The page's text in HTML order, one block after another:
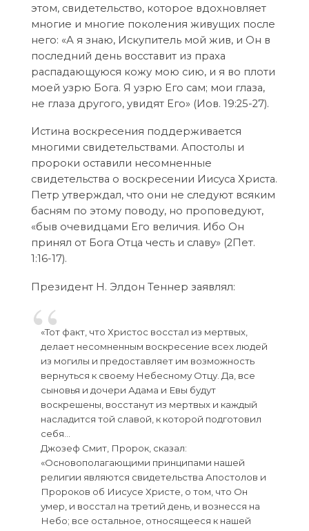
этом, свидетельство, которое вдохновляет
многие и многие поколения живущих после
него: «А я знаю, Искупитель мой жив, и Он в
последний день восставит из праха
распадающуюся кожу мою сию, и я во плоти
моей узрю Бога. Я узрю Его сам; мои глаза,
не глаза другого, увидят Его» (Иов. 19:25-27).
Истина воскресения поддерживается
многими свидетельствами. Апостолы и
пророки оставили несомненные
свидетельства о воскресении Иисуса Христа.
Петр утверждал, что они не следуют всяким
басням по этому поводу, но проповедуют,
«быв очевидцами Его величия. Ибо Он
принял от Бога Отца честь и славу» (2Пет.
1:16-17).
Президент Н. Элдон Теннер заявлял:
«Тот факт, что Христос восстал из мертвых,
делает несомненным воскресение всех людей
из могилы и предоставляет им возможность
вернуться к своему Небесному Отцу. Да, все
сыновья и дочери Адама и Евы будут
воскрешены, восстанут из мертвых и каждый
насладится той славой, к которой подготовил
себя…
Джозеф Смит, Пророк, сказал:
«Основополагающими принципами нашей
религии являются свидетельства Апостолов и
Пророков об Иисусе Христе, о том, что Он
умер, и восстал на третий день, и вознесся на
Небо; все остальное, относящееся к нашей